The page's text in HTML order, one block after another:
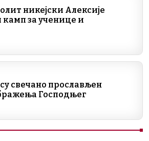
a
m
A
p
никејски Алексије
за ученице и
свечано прослављен
Господњег